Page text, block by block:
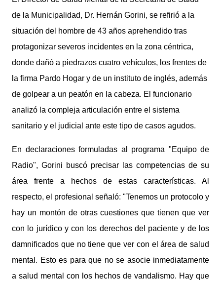
de la Municipalidad, Dr. Hernán Gorini, se refirió a la
situación del hombre de 43 años aprehendido tras
protagonizar severos incidentes en la zona céntrica,
donde dañó a piedrazos cuatro vehículos, los frentes de
la firma Pardo Hogar y de un instituto de inglés, además
de golpear a un peatón en la cabeza. El funcionario
analizó la compleja articulación entre el sistema
sanitario y el judicial ante este tipo de casos agudos.
En declaraciones formuladas al programa "Equipo de
Radio", Gorini buscó precisar las competencias de su
área frente a hechos de estas características. Al
respecto, el profesional señaló: "Tenemos un protocolo y
hay un montón de otras cuestiones que tienen que ver
con lo jurídico y con los derechos del paciente y de los
damnificados que no tiene que ver con el área de salud
mental. Esto es para que no se asocie inmediatamente
a salud mental con los hechos de vandalismo. Hay que